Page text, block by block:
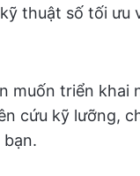
thuật số tối ưu
muốn triển
cứu kỹ lưỡng,
bạn.